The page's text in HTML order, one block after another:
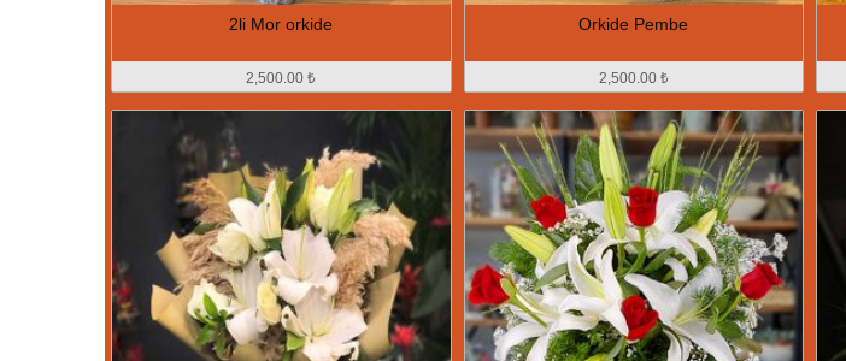
2li Mor orkide
2,500.00 ₺
Orkide Pembe
2,500.00 ₺